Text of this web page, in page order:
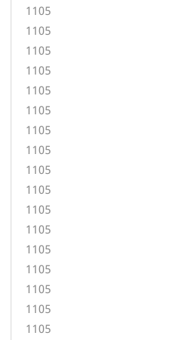
1105
1105
1105
1105
1105
1105
1105
1105
1105
1105
1105
1105
1105
1105
1105
1105
1105